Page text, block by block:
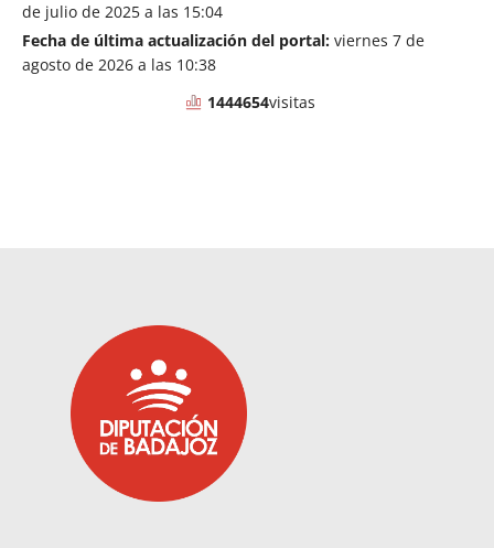
de julio de 2025 a las 15:04
Fecha de última actualización del portal: viernes 7 de
agosto de 2026 a las 10:38
1444654visitas